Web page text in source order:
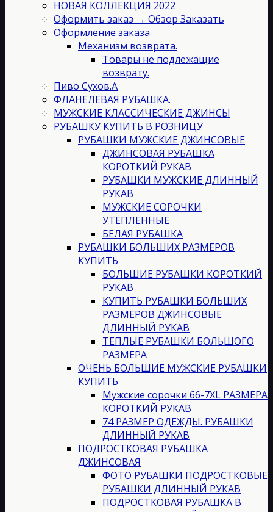
НОВАЯ КОЛЛЕКЦИЯ 2022
Оформить заказ → Обзор Заказать
Оформление заказа
Механизм возврата.
Товары не подлежащие
возврату.
Пиво Сухов.А
ФЛАНЕЛЕВАЯ РУБАШКА.
МУЖСКИЕ КЛАССИЧЕСКИЕ ДЖИНСЫ
РУБАШКУ КУПИТЬ В РОЗНИЦУ
РУБАШКИ МУЖСКИЕ ДЖИНСОВЫЕ
ДЖИНСОВАЯ РУБАШКА
КОРОТКИЙ РУКАВ
РУБАШКИ МУЖСКИЕ ДЛИННЫЙ
РУКАВ
МУЖСКИЕ СОРОЧКИ
УТЕПЛЕННЫЕ
БЕЛАЯ РУБАШКА
РУБАШКИ БОЛЬШИХ РАЗМЕРОВ
КУПИТЬ
БОЛЬШИЕ РУБАШКИ КОРОТКИЙ
РУКАВ
КУПИТЬ РУБАШКИ БОЛЬШИХ
РАЗМЕРОВ ДЖИНСОВЫЕ
ДЛИННЫЙ РУКАВ
ТЕПЛЫЕ РУБАШКИ БОЛЬШОГО
РАЗМЕРА
ОЧЕНЬ БОЛЬШИЕ МУЖСКИЕ РУБАШКИ
КУПИТЬ
Мужские сорочки 66-7XL РАЗМЕРА
КОРОТКИЙ РУКАВ
74 РАЗМЕР ОДЕЖДЫ. РУБАШКИ
ДЛИННЫЙ РУКАВ
ПОДРОСТКОВАЯ РУБАШКА
ДЖИНСОВАЯ
ФОТО РУБАШКИ ПОДРОСТКОВЫЕ
РУБАШКИ ДЛИННЫЙ РУКАВ
ПОДРОСТКОВАЯ РУБАШКА В